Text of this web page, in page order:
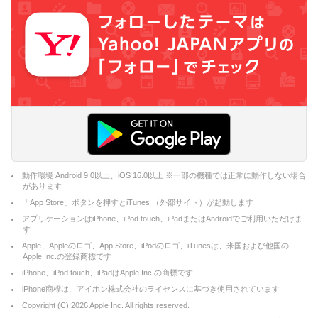
動作環境 Android 9.0以上、iOS 16.0以上 ※一部の機種では正常に動作しない場合
があります
「App Store」ボタンを押すとiTunes （外部サイト）が起動します
アプリケーションはiPhone、iPod touch、iPadまたはAndroidでご利用いただけま
す
Apple、Appleのロゴ、App Store、iPodのロゴ、iTunesは、米国および他国の
Apple Inc.の登録商標です
iPhone、iPod touch、iPadはApple Inc.の商標です
iPhone商標は、アイホン株式会社のライセンスに基づき使用されています
Copyright (C) 2026Apple Inc. All rights reserved.